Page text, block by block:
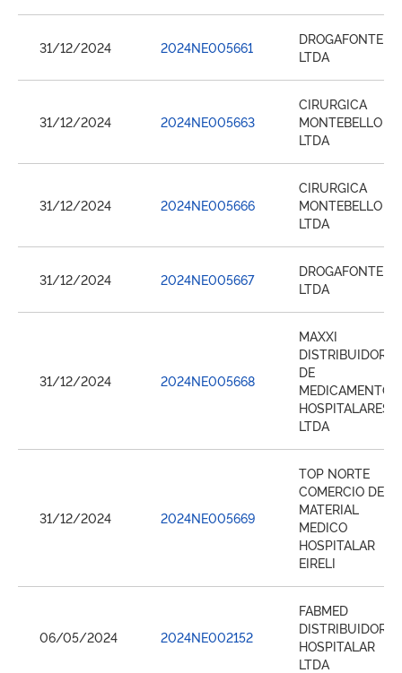
31/12/2024 2024NE005661
DROGAFONTE
LTDA
31/12/2024 2024NE005663
CIRURGICA
MONTEBELLO
LTDA
31/12/2024 2024NE005666
CIRURGICA
MONTEBELLO
LTDA
31/12/2024 2024NE005667
DROGAFONTE
LTDA
31/12/2024 2024NE005668
MAXXI
DISTRIBUIDORA
DE
MEDICAMENTOS
HOSPITALARES
LTDA
31/12/2024 2024NE005669
TOP NORTE
COMERCIO DE
MATERIAL
MEDICO
HOSPITALAR
EIRELI
06/05/2024 2024NE002152
FABMED
DISTRIBUIDORA
HOSPITALAR
LTDA